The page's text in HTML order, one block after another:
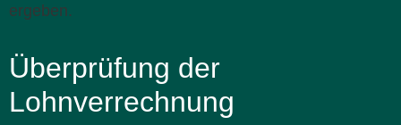
ergeben.
Überprüfung der
Lohnverrechnung